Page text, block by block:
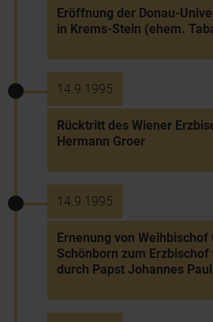
Eröffnung der Donau-
in Krems-Stein (ehem.
14.9.1995
Rücktritt des Wiener
Hermann Groer
14.9.1995
Ernenung von Weihbischof
Schönborn zum Erzbischof
durch Papst Johannes